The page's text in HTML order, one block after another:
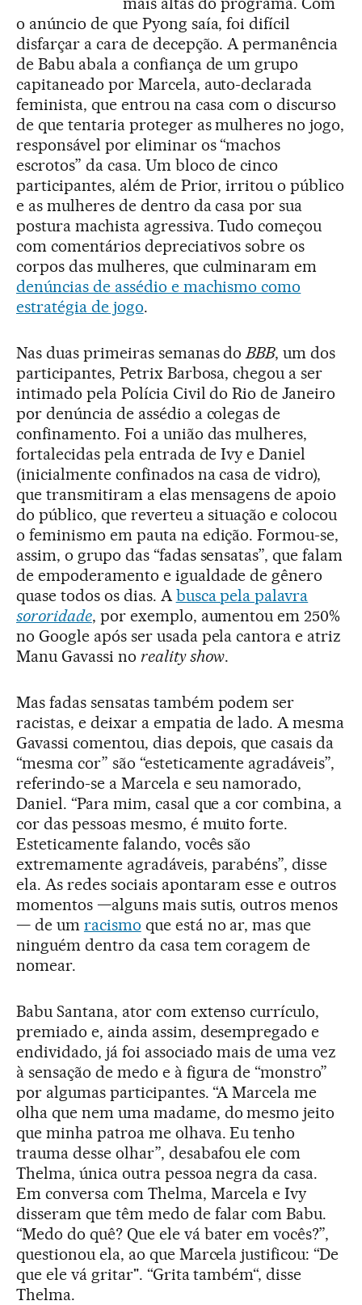
o anúncio de que Pyong saía, foi difícil
disfarçar a cara de decepção. A permanência
de Babu abala a confiança de um grupo
capitaneado por Marcela, auto-declarada
feminista, que entrou na casa com o discurso
de que tentaria proteger as mulheres no jogo,
responsável por eliminar os “machos
escrotos” da casa. Um bloco de cinco
participantes, além de Prior, irritou o público
e as mulheres de dentro da casa por sua
postura machista agressiva. Tudo começou
com comentários depreciativos sobre os
corpos das mulheres, que culminaram em
denúncias de assédio e machismo como
estratégia de jogo.
Nas duas primeiras semanas do BBB, um dos
participantes, Petrix Barbosa, chegou a ser
intimado pela Polícia Civil do Rio de Janeiro
por denúncia de assédio a colegas de
confinamento. Foi a união das mulheres,
fortalecidas pela entrada de Ivy e Daniel
(inicialmente confinados na casa de vidro),
que transmitiram a elas mensagens de apoio
do público, que reverteu a situação e colocou
o feminismo em pauta na edição. Formou-se,
assim, o grupo das “fadas sensatas”, que falam
de empoderamento e igualdade de gênero
quase todos os dias. A busca pela palavra
sororidade, por exemplo, aumentou em 250%
no Google após ser usada pela cantora e atriz
Manu Gavassi no reality show.
Mas fadas sensatas também podem ser
racistas, e deixar a empatia de lado. A mesma
Gavassi comentou, dias depois, que casais da
“mesma cor” são “esteticamente agradáveis”,
referindo-se a Marcela e seu namorado,
Daniel. “Para mim, casal que a cor combina, a
cor das pessoas mesmo, é muito forte.
Esteticamente falando, vocês são
extremamente agradáveis, parabéns”, disse
ela. As redes sociais apontaram esse e outros
momentos —alguns mais sutis, outros menos
— de um racismo que está no ar, mas que
ninguém dentro da casa tem coragem de
nomear.
Babu Santana, ator com extenso currículo,
premiado e, ainda assim, desempregado e
endividado, já foi associado mais de uma vez
à sensação de medo e à figura de “monstro”
por algumas participantes. “A Marcela me
olha que nem uma madame, do mesmo jeito
que minha patroa me olhava. Eu tenho
trauma desse olhar”, desabafou ele com
Thelma, única outra pessoa negra da casa.
Em conversa com Thelma, Marcela e Ivy
disseram que têm medo de falar com Babu.
“Medo do quê? Que ele vá bater em vocês?”,
questionou ela, ao que Marcela justificou: “De
que ele vá gritar". “Grita também“, disse
Thelma.